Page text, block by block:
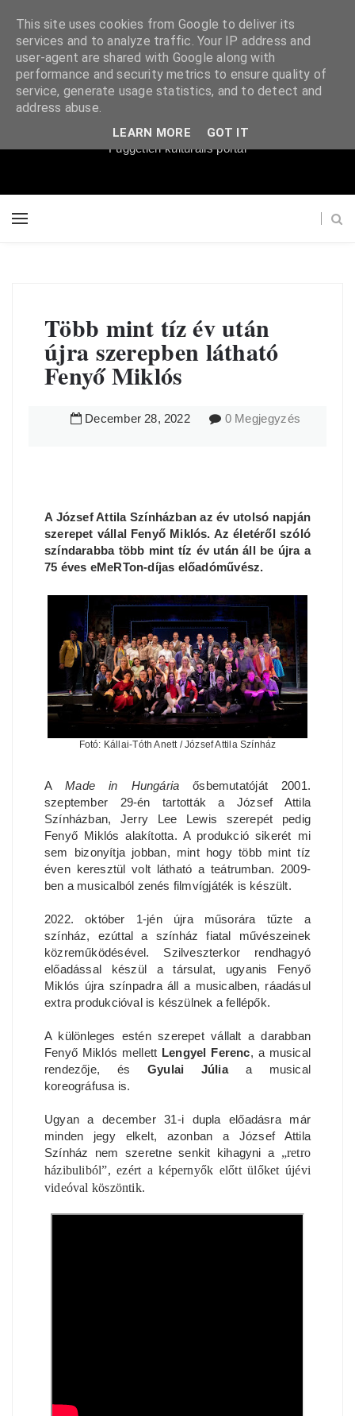
Súgópéldány
Független kulturális portál
Több mint tíz év után
újra szerepben látható
Fenyő Miklós
December 28, 2022 0 Megjegyzés
A József Attila Színházban az év utolsó napján
szerepet vállal Fenyő Miklós. Az életéről szóló
színdarabba több mint tíz év után áll be újra a
75 éves eMeRTon-díjas előadóművész.
Fotó: Kállai-Tóth Anett / József Attila Színház
AMade in Hungária ősbemutatóját 2001.
szeptember 29-én tartották a József Attila
Színházban, Jerry Lee Lewis szerepét pedig
Fenyő Miklós alakította. A produkció sikerét mi
sem bizonyítja jobban, mint hogy több mint tíz
éven keresztül volt látható a teátrumban. 2009-
ben a musicalból zenés filmvígjáték is készült.
2022. október 1-jén újra műsorára tűzte a
színház, ezúttal a színház fiatal művészeinek
közreműködésével. Szilveszterkor rendhagyó
előadással készül a társulat, ugyanis Fenyő
Miklós újra színpadra áll a musicalben, ráadásul
extra produkcióval is készülnek a fellépők.
A különleges estén szerepet vállalt a darabban
Fenyő Miklós mellett Lengyel Ferenc, a musical
rendezője, és Gyulai Júliaa musical
koreográfusa is.
Ugyan a december 31-i dupla előadásra már
minden jegy elkelt, azonban a József Attila
Színház nem szeretne senkit kihagyni a „retro
házibuliból”, ezért a képernyők előtt ülőket újévi
videóval köszöntik.
This site uses cookies from Google to deliver its
services and to analyze traffic. Your IP address and
user-agent are shared with Google along with
performance and security metrics to ensure quality of
service, generate usage statistics, and to detect and
address abuse.
LEARN MORE GOT IT